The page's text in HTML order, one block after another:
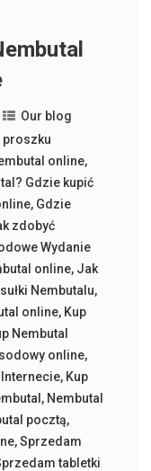
Our blog
proszku
online,
Gdzie kupić
, Gdzie
zdobyć
Wydanie
online, Jak
Nembutalu,
online, Kup
Nembutal
online,
, Kup
, Nembutal
pocztą,
,Sprzedam
tabletki